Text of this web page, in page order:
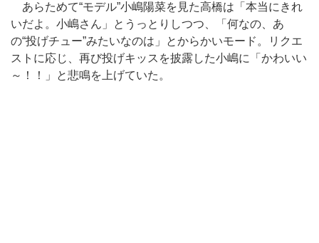
あらためて“モデル”小嶋陽菜を見た高橋は「本当にきれ
いだよ。小嶋さん」とうっとりしつつ、「何なの、あ
の“投げチュー”みたいなのは」とからかいモード。リクエ
ストに応じ、再び投げキッスを披露した小嶋に「かわいい
～！！」と悲鳴を上げていた。